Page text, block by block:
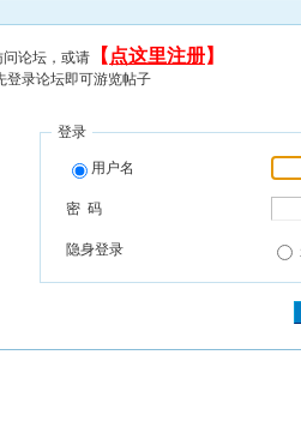
论坛，或请 【 点这里注册】
登录论坛即可游览帖子
登录
用户名
密 码
隐身登录